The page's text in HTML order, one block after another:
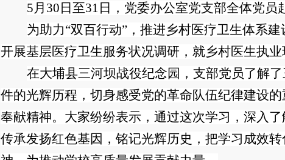
5月30日至31日，党委办公室党支部全体党员
为助力“双百行动”，推进乡村医疗卫生体系
开展基层医疗卫生服务状况调研，就乡村医生执业
在大埔县三河坝战役纪念园，支部党员了解
件的光辉历程，切身感受党的革命队伍纪律建设
奉献精神。大家纷纷表示，通过这次学习，深入
传承发扬红色基因，铭记光辉历史，把学习成效